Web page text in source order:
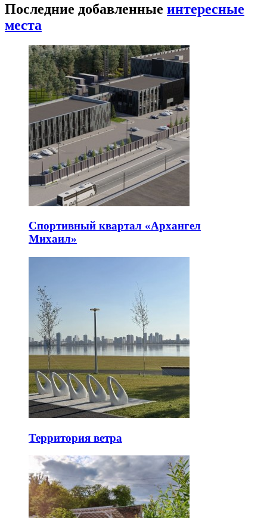
Последние добавленные интересные
места
Спортивный квартал «Архангел
Михаил»
Территория ветра